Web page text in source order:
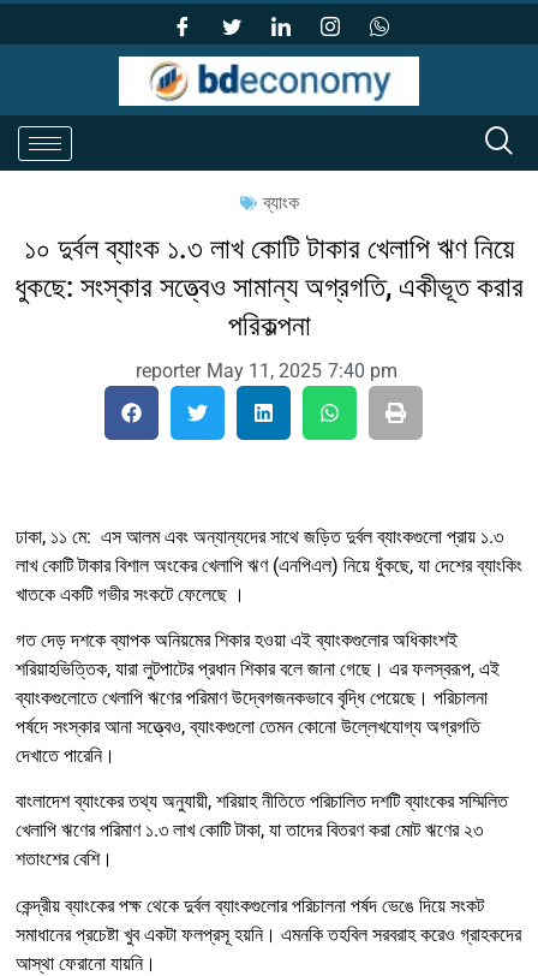
ব্যাংক
১০ দুর্বল ব্যাংক ১.৩ লাখ কোটি টাকার খেলাপি ঋণ নিয়ে
ধুকছে: সংস্কার সত্ত্বেও সামান্য অগ্রগতি, একীভূত করার
পরিকল্পনা
reporter May 11, 2025 7:40 pm
ঢাকা, ১১ মে: এস আলম এবং অন্যান্যদের সাথে জড়িত দুর্বল ব্যাংকগুলো প্রায় ১.৩
লাখ কোটি টাকার বিশাল অংকের খেলাপি ঋণ (এনপিএল) নিয়ে ধুঁকছে, যা দেশের ব্যাংকিং
খাতকে একটি গভীর সংকটে ফেলেছে ।
গত দেড় দশকে ব্যাপক অনিয়মের শিকার হওয়া এই ব্যাংকগুলোর অধিকাংশই
শরিয়াহভিত্তিক, যারা লুটপাটের প্রধান শিকার বলে জানা গেছে। এর ফলস্বরূপ, এই
ব্যাংকগুলোতে খেলাপি ঋণের পরিমাণ উদ্বেগজনকভাবে বৃদ্ধি পেয়েছে। পরিচালনা
পর্ষদে সংস্কার আনা সত্ত্বেও, ব্যাংকগুলো তেমন কোনো উল্লেখযোগ্য অগ্রগতি
দেখাতে পারেনি।
বাংলাদেশ ব্যাংকের তথ্য অনুযায়ী, শরিয়াহ নীতিতে পরিচালিত দশটি ব্যাংকের সম্মিলিত
খেলাপি ঋণের পরিমাণ ১.৩ লাখ কোটি টাকা, যা তাদের বিতরণ করা মোট ঋণের ২৩
শতাংশের বেশি।
কেন্দ্রীয় ব্যাংকের পক্ষ থেকে দুর্বল ব্যাংকগুলোর পরিচালনা পর্ষদ ভেঙে দিয়ে সংকট
সমাধানের প্রচেষ্টা খুব একটা ফলপ্রসূ হয়নি। এমনকি তহবিল সরবরাহ করেও গ্রাহকদের
আস্থা ফেরানো যায়নি।